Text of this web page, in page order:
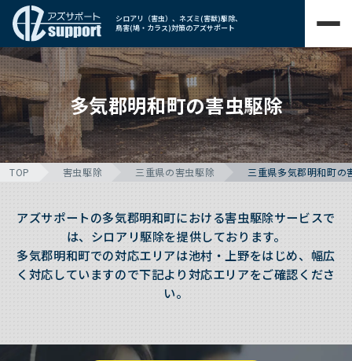
シロアリ（害虫）、ネズミ(害獣)駆除、
鳥害(鳩・カラス)対策のアズサポート
多気郡明和町の害虫駆除
TOP 害虫駆除 三重県の害虫駆除 三重県多気郡明和町の
アズサポートの多気郡明和町における害虫駆除サービスで
は、シロアリ駆除を提供しております。
多気郡明和町での対応エリアは池村・上野をはじめ、幅広
く対応していますので下記より対応エリアをご確認くださ
い。